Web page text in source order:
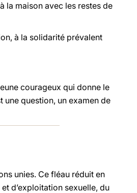
la maison avec les restes de
à la solidarité prévalent
courageux qui donne le
une question, un examen de
unies. Ce fléau réduit en
d’exploitation sexuelle, du